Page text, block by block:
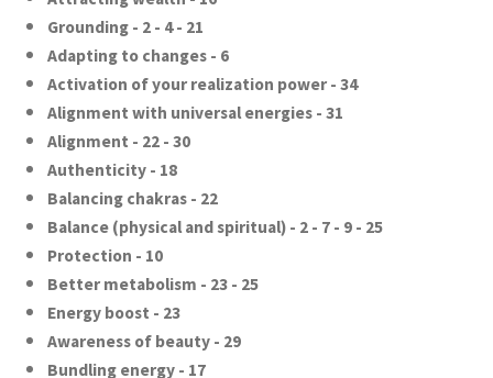
Grounding - 2 - 4 - 21
Adapting to changes - 6
Activation of your realization power - 34
Alignment with universal energies - 31
Alignment - 22 - 30
Authenticity - 18
Balancing chakras - 22
Balance (physical and spiritual) - 2 - 7 - 9 - 25
Protection - 10
Better metabolism - 23 - 25
Energy boost - 23
Awareness of beauty - 29
Bundling energy - 17